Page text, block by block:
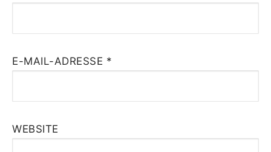
E-MAIL-ADRESSE *
WEBSITE